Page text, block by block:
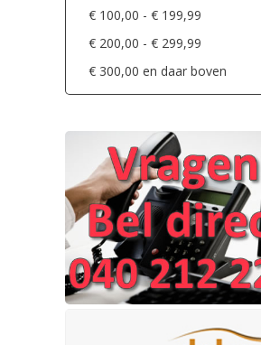
€ 100,00 - € 199,99
€ 200,00 - € 299,99
€ 300,00 en daar boven